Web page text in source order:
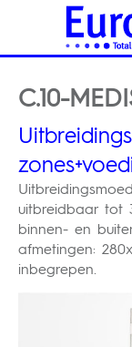
C.10-
uitbreidbaar tot
binnen- en
afmetingen:
inbegrepen.